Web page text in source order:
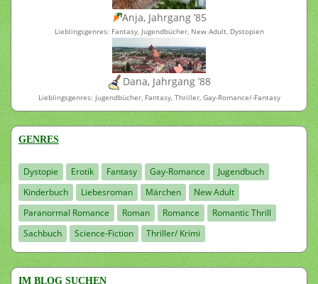
Anja, Jahrgang ’85
Lieblingsgenres: Fantasy, Jugendbücher, New Adult, Dystopien
Dana, Jahrgang ’88
Lieblingsgenres: Jugendbücher, Fantasy, Thriller, Gay-Romance/-Fantasy
GENRES
Dystopie Erotik Fantasy Gay-Romance
Jugendbuch
Kinderbuch
Liebesroman Märchen
New Adult
Paranormal Romance
Roman Romance
Romantic Thrill
Sachbuch
Science-Fiction Thriller/ Krimi
IM BLOG SUCHEN